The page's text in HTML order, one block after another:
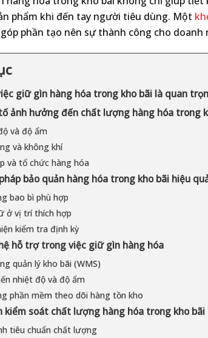
phẩm khi đến tay người tiêu dùng. Một
phần tạo nên sự thành công cho doanh
giữ gìn hàng hóa trong kho bãi là quan
ảnh hưởng đến chất lượng hàng hóa trong
và độ ẩm
và không khí
và tổ chức hàng hóa
bảo quản hàng hóa trong kho bãi hiệu
bao bì phù hợp
ở vị trí thích hợp
kiểm tra định kỳ
hỗ trợ trong việc giữ gìn hàng hóa
quản lý kho bãi (WMS)
nhiệt độ và độ ẩm
phần mềm theo dõi hàng tồn kho
kiểm soát chất lượng hàng hóa trong kho bãi
tiêu chuẩn chất lượng